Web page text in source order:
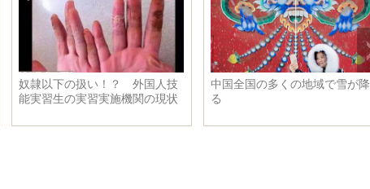
奴隷以下の扱い！？ 外国人技
能実習生の実習実施機関の現状
中国全国の多くの地域で雪が降
る